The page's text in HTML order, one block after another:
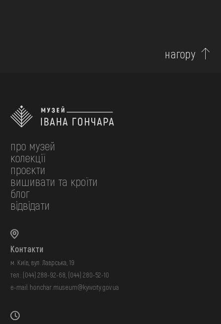
нагору
про музей
колекції
проєкти
вишивати та кроїти
блог
відвідати
Контакти
м. Київ, вул. Лаврська, 19
тел.: (044) 288-92-68 (044) 280-52-10
e-mail: honchar.museum@kyivcity.gov.ua